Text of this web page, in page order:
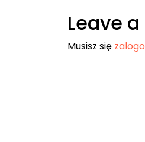
Leave
Musisz się